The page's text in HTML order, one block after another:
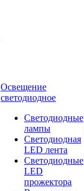
Освещение
светодиодное
Светодиодные
лампы
Светодиодная
LED лента
Светодиодные
LED
прожектора